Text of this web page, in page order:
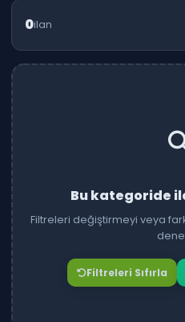
0ilan
Bu kategoride
Filtreleri değiştirmeyi veya
Filtreleri Sıfırla